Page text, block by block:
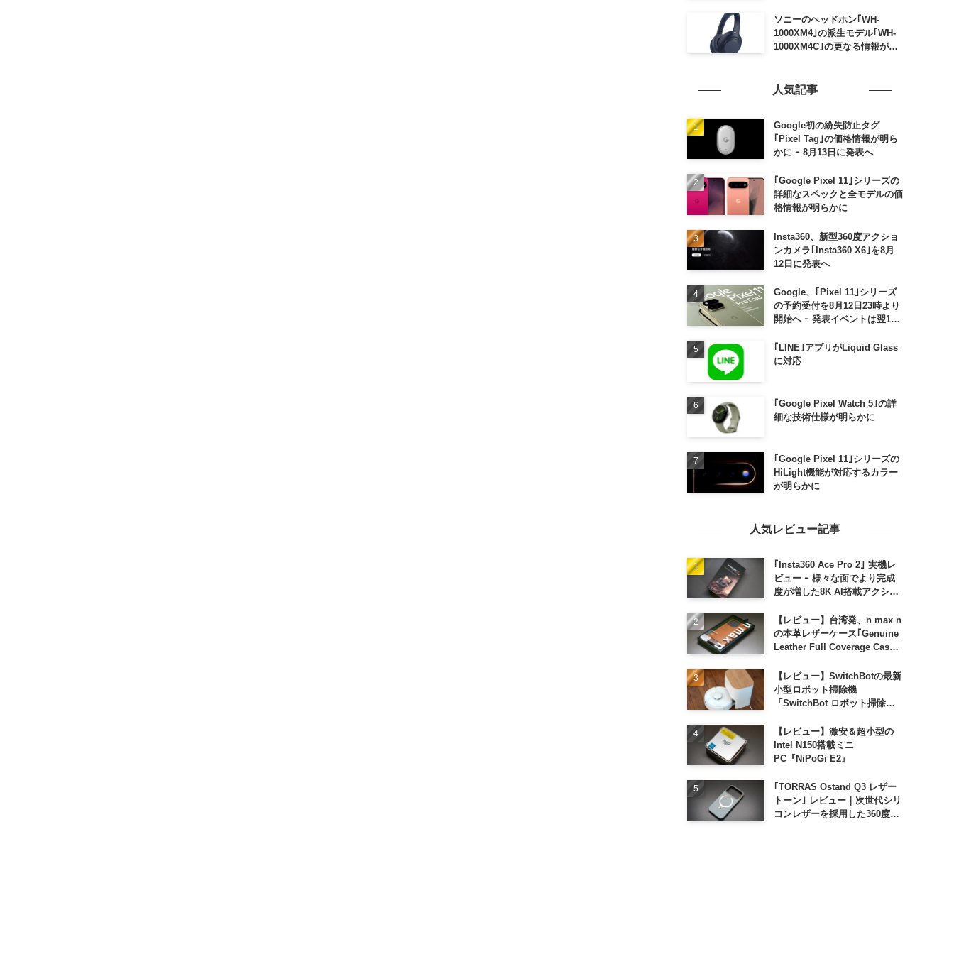
ソニーのヘッドホン｢WH-
1000XM4｣の派生モデル｢WH-
1000XM4C｣の更なる情報が明
人気記事
Google初の紛失防止タグ
｢Pixel Tag｣の価格情報が明ら
かに ｰ 8月13日に発表へ
｢Google Pixel 11｣シリーズの
詳細なスペックと全モデルの価
格情報が明らかに
Insta360、新型360度アクショ
ンカメラ｢Insta360 X6｣を8月
12日に発表へ
Google、｢Pixel 11｣シリーズ
の予約受付を8月12日23時より
開始へ ｰ 発表イベントは翌13
｢LINE｣アプリがLiquid Glass
に対応
｢Google Pixel Watch 5｣の詳
細な技術仕様が明らかに
｢Google Pixel 11｣シリーズの
HiLight機能が対応するカラー
が明らかに
人気レビュー記事
｢Insta360 Ace Pro 2｣ 実機レ
ビュー ｰ 様々な面でより完成
度が増した8K AI搭載アクショ
【レビュー】台湾発、n max n
の本革レザーケース｢Genuine
Leather Full Coverage Case
【レビュー】SwitchBotの最新
小型ロボット掃除機
「SwitchBot ロボット掃除機
【レビュー】激安＆超小型の
Intel N150搭載ミニ
PC『NiPoGi E2』
｢TORRAS Ostand Q3 レザー
トーン｣ レビュー｜次世代シリ
コンレザーを採用した360度回